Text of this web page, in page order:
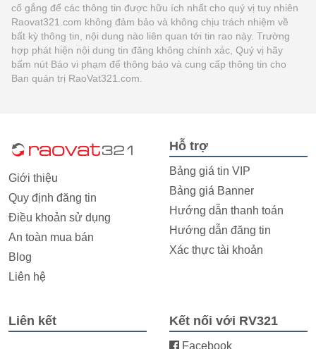
cố gắng để các thông tin được hữu ích nhất cho quý vị tuy nhiên
Raovat321.com không đảm bảo và không chịu trách nhiệm về
bất kỳ thông tin, nội dung nào liên quan tới tin rao này. Trường
hợp phát hiện nội dung tin đăng không chính xác, Quý vị hãy
bấm nút Báo vi phạm để thông báo và cung cấp thông tin cho
Ban quản trị RaoVat321.com.
Giới thiệu
Quy định đăng tin
Điều khoản sử dụng
An toàn mua bán
Blog
Liên hệ
Hỗ trợ
Bảng giá tin VIP
Bảng giá Banner
Hướng dẫn thanh toán
Hướng dẫn đăng tin
Xác thực tài khoản
Liên kết Kết nối với RV321
Facebook